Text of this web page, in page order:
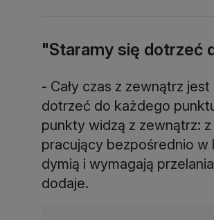
"Staramy się dotrzeć
- Cały czas z zewnątrz
dotrzeć do każdego
punkty widzą z zewnątrz:
pracujący bezpośrednio w
dymią i wymagają
dodaje.